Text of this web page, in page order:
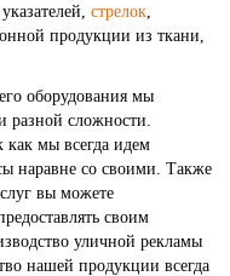
стрелок,
продукции из ткани,
оборудования мы
разной сложности.
как мы всегда идем
наравне со своими. Также
вы можете
своим
уличной рекламы
нашей продукции всегда